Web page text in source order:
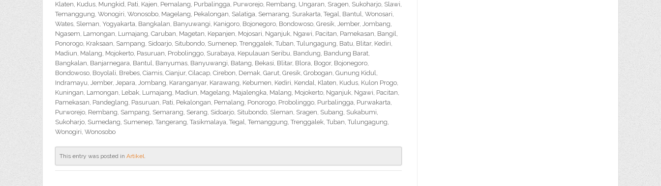
Klaten, Kudus, Mungkid, Pati, Kajen, Pemalang, Purbalingga, Purworejo, Rembang, Ungaran, Sragen, Sukoharjo, Slawi,
Temanggung, Wonogiri, Wonosobo, Magelang, Pekalongan, Salatiga, Semarang, Surakarta, Tegal, Bantul, Wonosari,
Wates, Sleman, Yogyakarta, Bangkalan, Banyuwangi, Kanigoro, Bojonegoro, Bondowoso, Gresik, Jember, Jombang,
Ngasem, Lamongan, Lumajang, Caruban, Magetan, Kepanjen, Mojosari, Nganjuk, Ngawi, Pacitan, Pamekasan, Bangil,
Ponorogo, Kraksaan, Sampang, Sidoarjo, Situbondo, Sumenep, Trenggalek, Tuban, Tulungagung, Batu, Blitar, Kediri,
Madiun, Malang, Mojokerto, Pasuruan, Probolinggo, Surabaya, Kepulauan Seribu, Bandung, Bandung Barat,
Bangkalan, Banjarnegara, Bantul, Banyumas, Banyuwangi, Batang, Bekasi, Blitar, Blora, Bogor, Bojonegoro,
Bondowoso, Boyolali, Brebes, Ciamis, Cianjur, Cilacap, Cirebon, Demak, Garut, Gresik, Grobogan, Gunung Kidul,
Indramayu, Jember, Jepara, Jombang, Karanganyar, Karawang, Kebumen, Kediri, Kendal, Klaten, Kudus, Kulon Progo,
Kuningan, Lamongan, Lebak, Lumajang, Madiun, Magelang, Majalengka, Malang, Mojokerto, Nganjuk, Ngawi, Pacitan,
Pamekasan, Pandeglang, Pasuruan, Pati, Pekalongan, Pemalang, Ponorogo, Probolinggo, Purbalingga, Purwakarta,
Purworejo, Rembang, Sampang, Semarang, Serang, Sidoarjo, Situbondo, Sleman, Sragen, Subang, Sukabumi,
Sukoharjo, Sumedang, Sumenep, Tangerang, Tasikmalaya, Tegal, Temanggung, Trenggalek, Tuban, Tulungagung,
Wonogiri, Wonosobo
This entry was posted in Artikel.